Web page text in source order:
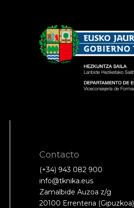
Contacto
(+34) 943 082 900
info@tknika.eus
Zamalbide Auzoa z/g
20100 Errenteria (Gipuzkoa)